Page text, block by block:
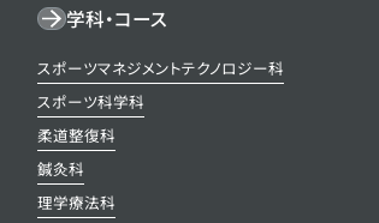
学科・コース
スポーツマネジメントテクノロジー科
スポーツ科学科
柔道整復科
鍼灸科
理学療法科